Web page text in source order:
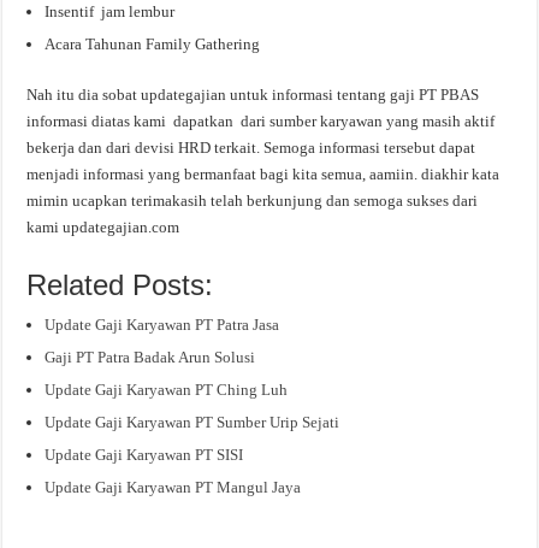
Insentif jam lembur
Acara Tahunan Family Gathering
Nah itu dia sobat updategajian untuk informasi tentang gaji PT PBAS
informasi diatas kami dapatkan dari sumber karyawan yang masih aktif
bekerja dan dari devisi HRD terkait. Semoga informasi tersebut dapat
menjadi informasi yang bermanfaat bagi kita semua, aamiin. diakhir kata
mimin ucapkan terimakasih telah berkunjung dan semoga sukses dari
kami updategajian.com
Related Posts:
Update Gaji Karyawan PT Patra Jasa
Gaji PT Patra Badak Arun Solusi
Update Gaji Karyawan PT Ching Luh
Update Gaji Karyawan PT Sumber Urip Sejati
Update Gaji Karyawan PT SISI
Update Gaji Karyawan PT Mangul Jaya